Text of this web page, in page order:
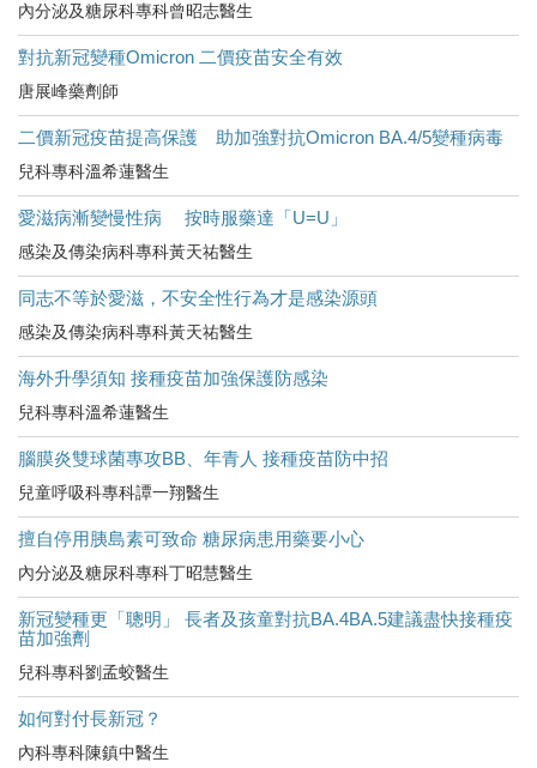
內分泌及糖尿科專科曾昭志醫生
對抗新冠變種Omicron 二價疫苗安全有效
唐展峰藥劑師
二價新冠疫苗提高保護 助加強對抗Omicron BA.4/5變種病毒
兒科專科溫希蓮醫生
愛滋病漸變慢性病 按時服藥達「U=U」
感染及傳染病科專科黃天祐醫生
同志不等於愛滋，不安全性行為才是感染源頭
感染及傳染病科專科黃天祐醫生
海外升學須知 接種疫苗加強保護防感染
兒科專科溫希蓮醫生
腦膜炎雙球菌專攻BB、年青人 接種疫苗防中招
兒童呼吸科專科譚一翔醫生
擅自停用胰島素可致命 糖尿病患用藥要小心
內分泌及糖尿科專科丁昭慧醫生
新冠變種更「聰明」 長者及孩童對抗BA.4BA.5建議盡快接種疫
苗加強劑
兒科專科劉孟蛟醫生
如何對付長新冠？
內科專科陳鎮中醫生